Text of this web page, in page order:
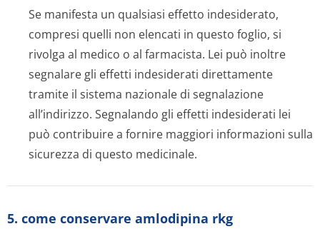
Se manifesta un qualsiasi effetto indesiderato,
compresi quelli non elencati in questo foglio, si
rivolga al medico o al farmacista. Lei può inoltre
segnalare gli effetti indesiderati direttamente
tramite il sistema nazionale di segnalazione
all’indirizzo. Segnalando gli effetti indesiderati lei
può contribuire a fornire maggiori informazioni sulla
sicurezza di questo medicinale.
5. come conservare amlodipina rkg